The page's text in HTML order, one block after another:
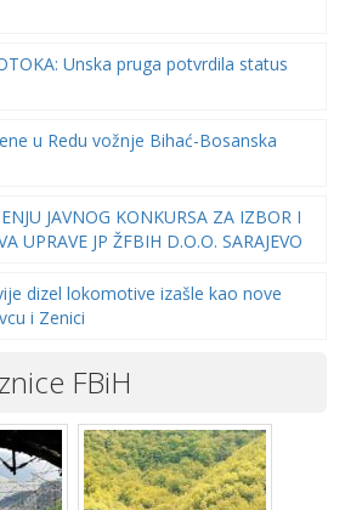
Unska pruga potvrdila status
u Redu vožnje Bihać-Bosanska
JAVNOG KONKURSA ZA IZBOR I
UPRAVE JP ŽFBIH D.O.O. SARAJEVO
dizel lokomotive izašle kao nove
i Zenici
FBiH